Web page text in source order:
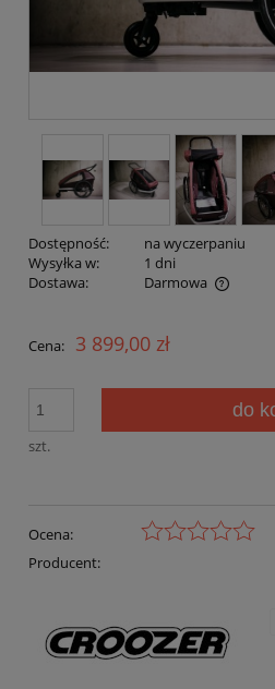
Dostępność:
na wyczerpaniu
Wysyłka w:
1 dni
Dostawa:
Darmowa
Cena nie zawiera ewentualnych
Cena: 3 899,00 zł
szt.
do
Ocena:
Producent: